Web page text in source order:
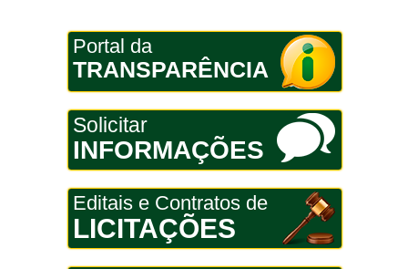
Portal da
TRANSPARÊNCIA
Solicitar
INFORMAÇÕES
Editais e Contratos de
LICITAÇÕES